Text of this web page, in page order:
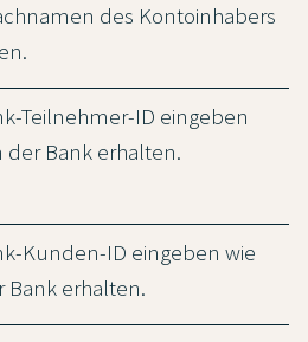
des Kontoinhabers
Teilnehmer-ID eingeben
der Bank erhalten.
Kunden-ID eingeben wie
Bank erhalten.